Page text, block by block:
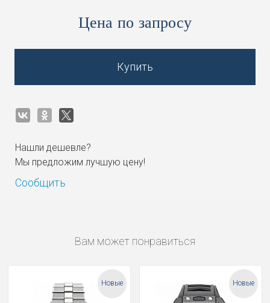
Цена по запросу
Купить
Нашли дешевле?
Мы предложим лучшую цену!
Сообщить
Вам может понравиться
Новые Новые